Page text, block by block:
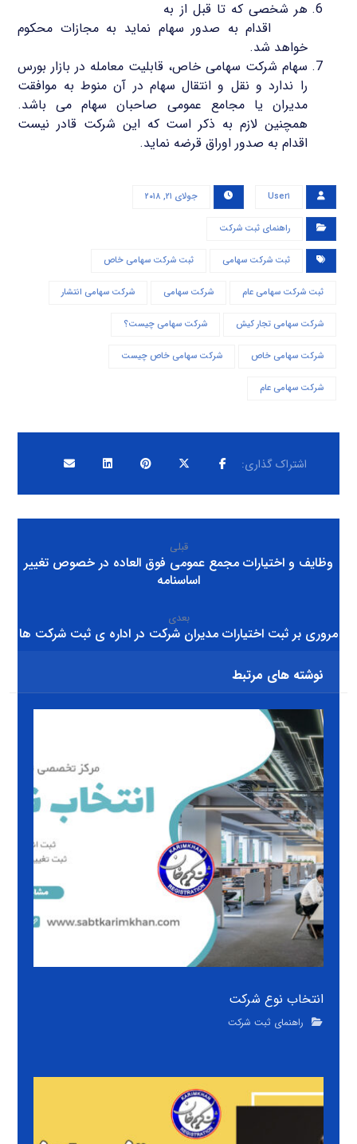
هر شخصی که تا قبل از به
اقدام به صدور سهام نماید به مجازات محکوم
خواهد شد.
سهام شرکت سهامی خاص، قابلیت معامله در بازار بورس
را ندارد و نقل و انتقال سهام در آن منوط به موافقت
مدیران یا مجامع عمومی صاحبان سهام می باشد.
همچنین لازم به ذکر است که این شرکت قادر نیست
اقدام به صدور اوراق قرضه نماید.
User۱ جولای ۲۱, ۲۰۱۸
راهنمای ثبت شرکت
ثبت شرکت سهامی ثبت شرکت سهامی خاص
ثبت شرکت سهامی عام شرکت سهامی شرکت سهامی انتشار
شرکت سهامی تجار کیش شرکت سهامی چیست؟
شرکت سهامی خاص شرکت سهامی خاص چیست
شرکت سهامی عام
قبلی
وظایف و اختیارات مجمع عمومی فوق العاده در خصوص تغییر
اساسنامه
بعدی
مروری بر ثبت اختیارات مدیران شرکت در اداره ی ثبت شرکت ها
نوشته های مرتبط
انتخاب نوع شرکت
راهنمای ثبت شرکت